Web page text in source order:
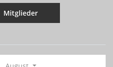
Mitglieder